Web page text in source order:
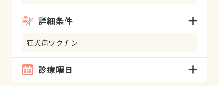
詳細条件
狂犬病ワクチン
診療曜日